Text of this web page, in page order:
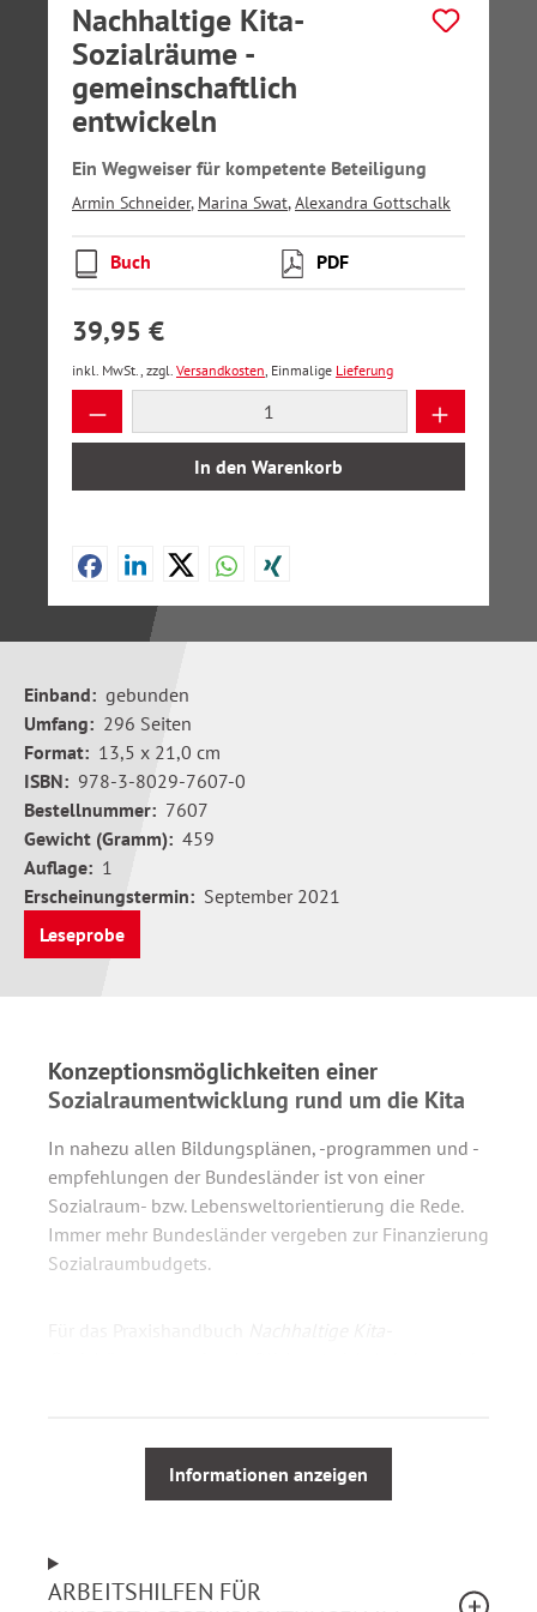
Nachhaltige Kita-
Sozialräume -
gemeinschaftlich
entwickeln
Ein Wegweiser für kompetente Beteiligung
Armin Schneider, Marina Swat,Alexandra Gottschalk
Buch PDF
39,95 €
inkl. MwSt., zzgl. Versandkosten, Einmalige Lieferung
Produkt Anzahl: Gib den gewünschten
In den Warenkorb
Einband: gebunden
Umfang: 296 Seiten
Format: 13,5 x 21,0 cm
ISBN: 978-3-8029-7607-0
Bestellnummer: 7607
Gewicht (Gramm): 459
Auflage: 1
Erscheinungstermin: September 2021
Leseprobe
Konzeptionsmöglichkeiten einer
Sozialraumentwicklung rund um die Kita
In nahezu allen Bildungsplänen, -programmen und -
empfehlungen der Bundesländer ist von einer
Sozialraum- bzw. Lebensweltorientierung die Rede.
Immer mehr Bundesländer vergeben zur Finanzierung
Sozialraumbudgets.
Konzeptionsmöglichkeiten eines sozialen Raums
rund um die Kita vorzustellen. Sie geben Arbeitshilfen
und Tipps zur Umsetzung an die Hand.
Für die Praxis konzipiert und verfasst:
Informationen anzeigen
ARBEITSHILFEN FÜR